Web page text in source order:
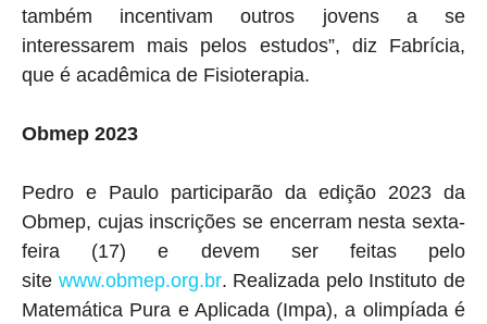
também incentivam outros jovens a se
interessarem mais pelos estudos”, diz Fabrícia,
que é acadêmica de Fisioterapia.
Obmep 2023
Pedro e Paulo participarão da edição 2023 da
Obmep, cujas inscrições se encerram nesta sexta-
feira (17) e devem ser feitas pelo
site www.obmep.org.br. Realizada pelo Instituto de
Matemática Pura e Aplicada (Impa), a olimpíada é